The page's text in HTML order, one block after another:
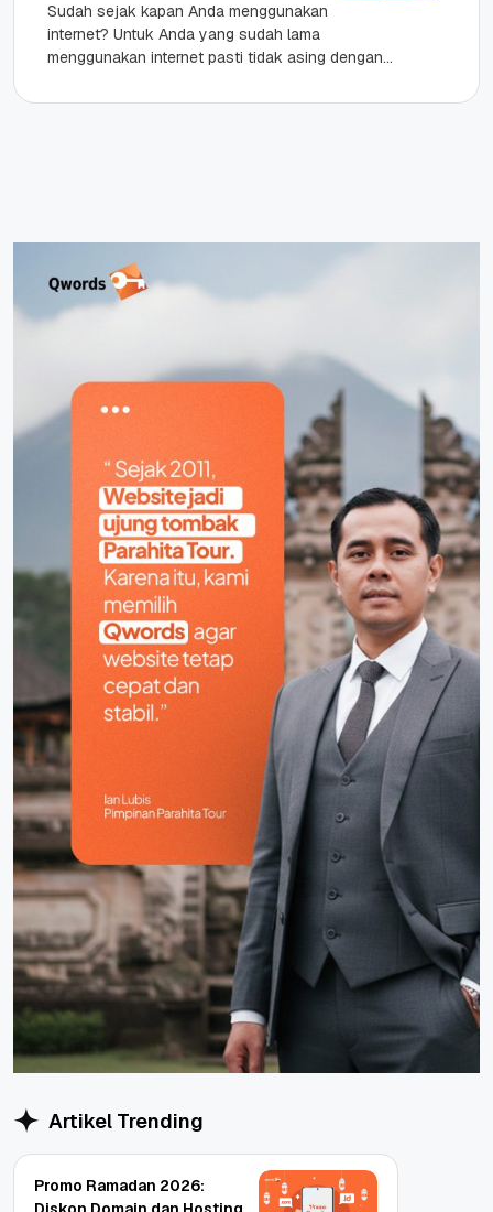
Sudah sejak kapan Anda menggunakan
internet? Untuk Anda yang sudah lama
menggunakan internet pasti tidak asing dengan
beberapa...
Artikel Trending
Promo Ramadan 2026: